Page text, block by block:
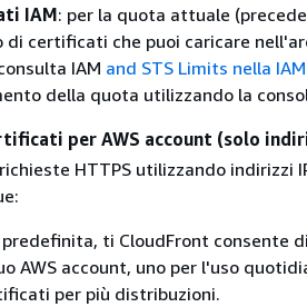
IAM: per la quota attuale
di certificati che puoi caricare
IAM and STS Limits nella IAM
della quota utilizzando la
per AWS account (solo
HTTPS utilizzando indirizzi
ti CloudFront consente
AWS account, uno per l'uso
per più distribuzioni.